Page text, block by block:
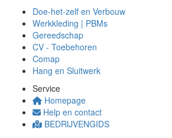
Doe-het-zelf en Verbouw
Werkkleding | PBMs
Gereedschap
CV - Toebehoren
Comap
Hang en Sluitwerk
Service
Homepage
Help en contact
BEDRIJVENGIDS